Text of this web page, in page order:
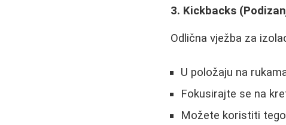
3. Kickbacks
Odlična vježba za
U položaju na
Fokusirajte se na
Možete koristiti